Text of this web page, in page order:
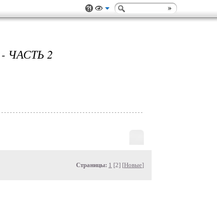
ЧАСТЬ 2
Страницы: 1 [2] [Новые]